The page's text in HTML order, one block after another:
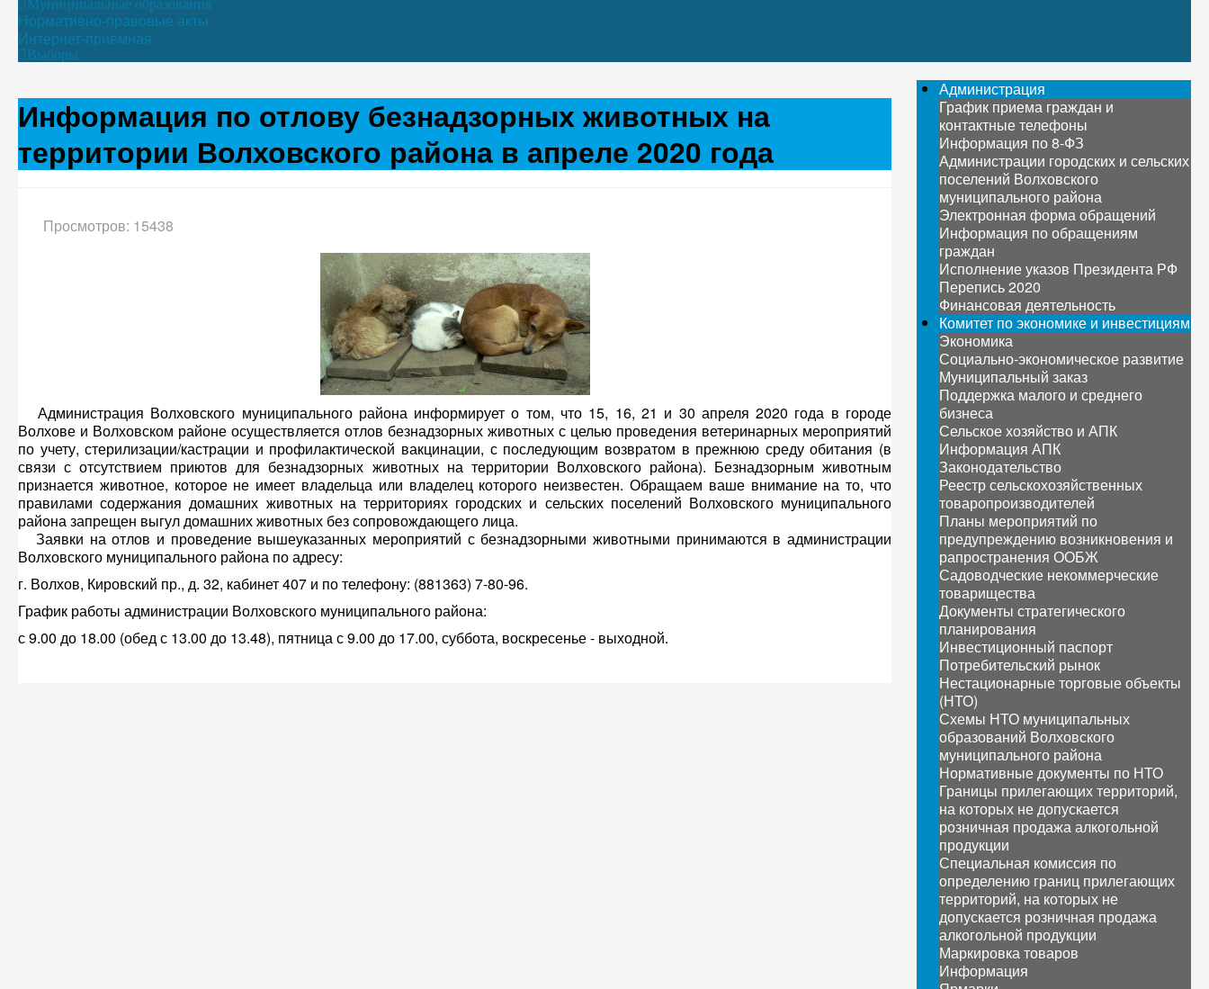
Муниципальные образования
Нормативно-правовые акты
Интернет-приёмная
Выборы
Информация по отлову безнадзорных животных на
территории Волховского района в апреле 2020 года
Просмотров: 15438
Администрация Волховского муниципального района информирует о том, что 15, 16, 21 и 30 апреля 2020 года в городе
Волхове и Волховском районе осуществляется отлов безнадзорных животных с целью проведения ветеринарных мероприятий
по учету, стерилизации/кастрации и профилактической вакцинации, с последующим возвратом в прежнюю среду обитания (в
связи с отсутствием приютов для безнадзорных животных на территории Волховского района). Безнадзорным животным
признается животное, которое не имеет владельца или владелец которого неизвестен. Обращаем ваше внимание на то, что
правилами содержания домашних животных на территориях городских и сельских поселений Волховского муниципального
района запрещен выгул домашних животных без сопровождающего лица.
Заявки на отлов и проведение вышеуказанных мероприятий с безнадзорными животными принимаются в администрации
Волховского муниципального района по адресу:
г. Волхов, Кировский пр., д. 32, кабинет 407 и по телефону: (881363) 7-80-96.
График работы администрации Волховского муниципального района:
с 9.00 до 18.00 (обед с 13.00 до 13.48), пятница с 9.00 до 17.00, суббота, воскресенье - выходной.
Администрация
График приема граждан и
контактные телефоны
Информация по 8-ФЗ
Администрации городских и сельских
поселений Волховского
муниципального района
Электронная форма обращений
Информация по обращениям
граждан
Исполнение указов Президента РФ
Перепись 2020
Финансовая деятельность
Комитет по экономике и инвестициям
Экономика
Социально-экономическое развитие
Муниципальный заказ
Поддержка малого и среднего
бизнеса
Сельское хозяйство и АПК
Информация АПК
Законодательство
Реестр сельскохозяйственных
товаропроизводителей
Планы мероприятий по
предупреждению возникновения и
рапространения ООБЖ
Садоводческие некоммерческие
товарищества
Документы стратегического
планирования
Инвестиционный паспорт
Потребительский рынок
Нестационарные торговые объекты
(НТО)
Схемы НТО муниципальных
образований Волховского
муниципального района
Нормативные документы по НТО
Границы прилегающих территорий,
на которых не допускается
розничная продажа алкогольной
продукции
Специальная комиссия по
определению границ прилегающих
территорий, на которых не
допускается розничная продажа
алкогольной продукции
Маркировка товаров
Информация